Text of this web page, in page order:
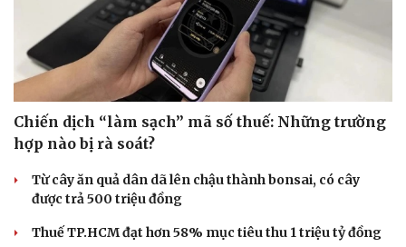
Chiến dịch “làm sạch” mã số thuế: Những trường
hợp nào bị rà soát?
Từ cây ăn quả dân dã lên chậu thành bonsai, có cây
được trả 500 triệu đồng
Thuế TP.HCM đạt hơn 58% mục tiêu thu 1 triệu tỷ đồng